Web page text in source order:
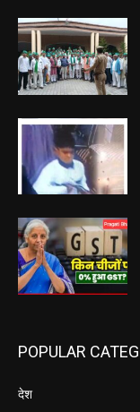
POPULAR
देश